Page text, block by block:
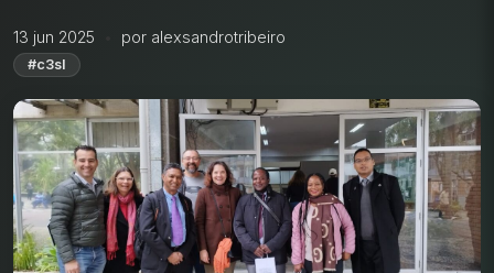
13 jun 2025 por alexsandrotribeiro
#c3sl